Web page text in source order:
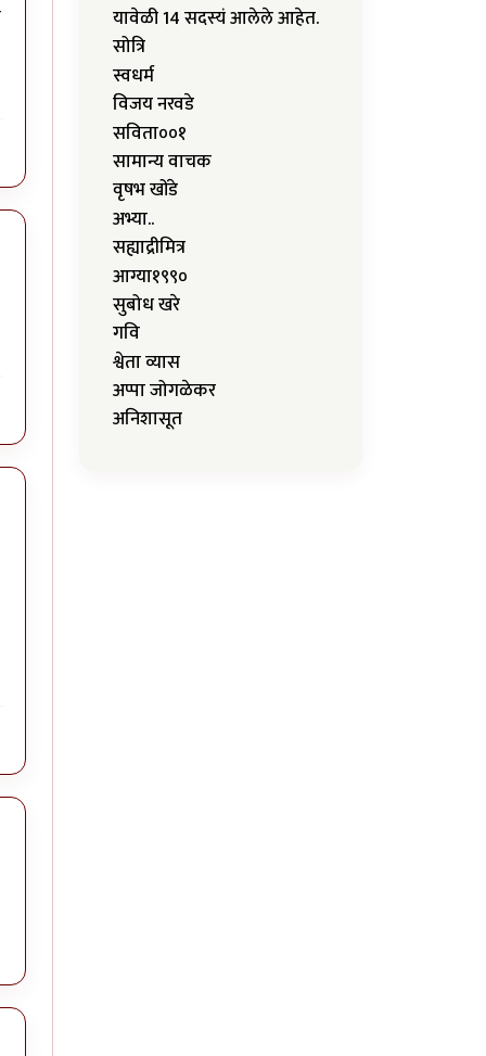
यावेळी 14 सदस्यं आलेले आहेत.
सोत्रि
स्वधर्म
विजय नरवडे
सविता००१
सामान्य वाचक
वृषभ खोंडे
अभ्या..
सह्याद्रीमित्र
आग्या१९९०
सुबोध खरे
गवि
श्वेता व्यास
अप्पा जोगळेकर
अनिशासूत